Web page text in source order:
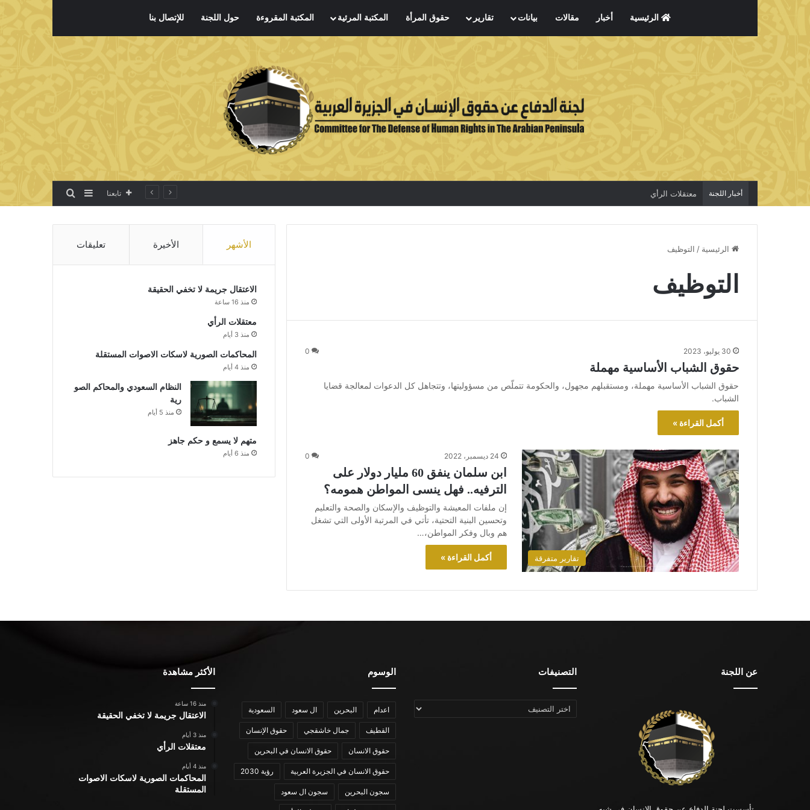
الرئيسية أخبار مقالات بيانات تقارير حقوق المرأة المكتبة المرئية المكتبة المقروءة حول اللجنة للإتصال بنا
أخبار اللجنة معتقلات الرأي تابعنا إضافة عمود جانبي
بحث عن
الرئيسية / التوظيف
التوظيف
30 يوليو، 2023 0
حقوق الشباب الأساسية مهملة
حقوق الشباب الأساسية مهملة، ومستقبلهم مجهول، والحكومة تتملّص من مسؤوليتها، وتتجاهل كل الدعوات لمعالجة قضايا
الشباب.
أكمل القراءة »
تقارير متفرقة
24 ديسمبر، 2022 0
ابن سلمان ينفق 60 مليار دولار على
الترفيه.. فهل ينسى المواطن همومه؟
إن ملفات المعيشة والتوظيف والإسكان والصحة والتعليم
وتحسين البنية التحتية، تأتي في المرتبة الأولى التي تشغل
هم وبال وفكر المواطن،…
أكمل القراءة »
الأشهر الأخيرة تعليقات
الاعتقال جريمة لا تخفي الحقيقة
منذ 16 ساعة
معتقلات الرأي
منذ 3 أيام
المحاكمات الصورية لاسكات الاصوات المستقلة
منذ 4 أيام
النظام السعودي والمحاكم الصو
رية
منذ 5 أيام
متهم لا يسمع و حكم جاهز
منذ 6 أيام
عن اللجنة التصنيفات
التصنيفات
الوسوم
اعدام البحرين ال سعود السعودية
القطيف جمال خاشقجي حقوق الإنسان
حقوق الانسان حقوق الانسان في البحرين
حقوق الانسان في الجزيرة العربية رؤية 2030
سجون البحرين سجون ال سعود
الأكثر مشاهدة
منذ 16 ساعة
الاعتقال جريمة لا تخفي الحقيقة
منذ 3 أيام
معتقلات الرأي
منذ 4 أيام
المحاكمات الصورية لاسكات الاصوات
المستقلة